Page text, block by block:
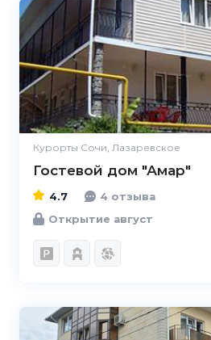
Курорты Сочи, Лазаревское
Гостевой дом "Амар"
4.7
4 отзыва
Открытие август